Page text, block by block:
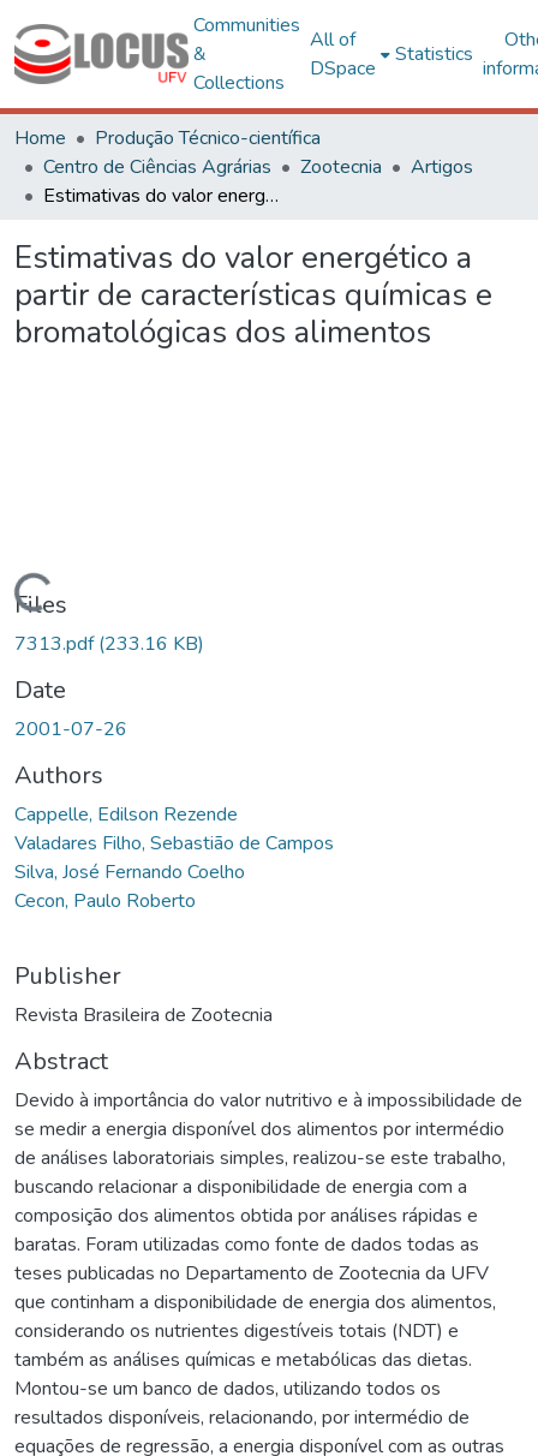
Communities
&
Collections
All of
DSpace
Statistics
Home
Produção Técnico-científica
Centro de Ciências Agrárias
Zootecnia
Artigos
Estimativas do valor energético a partir de características químicas e bromatológicas dos alimentos
Estimativas do valor energético a
partir de características químicas e
bromatológicas dos alimentos
Files
7313.pdf(233.16 KB)
Date
2001-07-26
Authors
Cappelle, Edilson Rezende
Valadares Filho, Sebastião de Campos
Silva, José Fernando Coelho
Cecon, Paulo Roberto
Publisher
Revista Brasileira de Zootecnia
Abstract
Devido à importância do valor nutritivo e à impossibilidade de
se medir a energia disponível dos alimentos por intermédio
de análises laboratoriais simples, realizou-se este trabalho,
buscando relacionar a disponibilidade de energia com a
composição dos alimentos obtida por análises rápidas e
baratas. Foram utilizadas como fonte de dados todas as
teses publicadas no Departamento de Zootecnia da UFV
que continham a disponibilidade de energia dos alimentos,
considerando os nutrientes digestíveis totais (NDT) e
também as análises químicas e metabólicas das dietas.
Montou-se um banco de dados, utilizando todos os
resultados disponíveis, relacionando, por intermédio de
equações de regressão, a energia disponível com as outras